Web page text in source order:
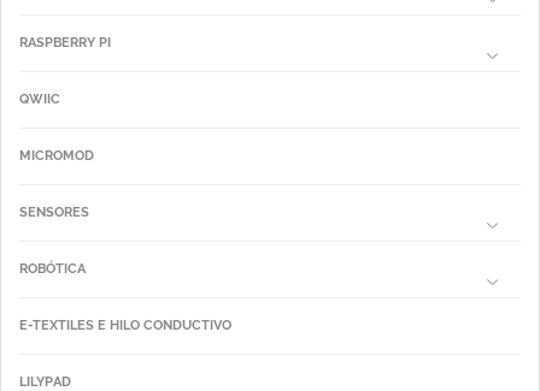
RASPBERRY PI
QWIIC
MICROMOD
SENSORES
ROBÓTICA
E-TEXTILES E HILO CONDUCTIVO
LILYPAD